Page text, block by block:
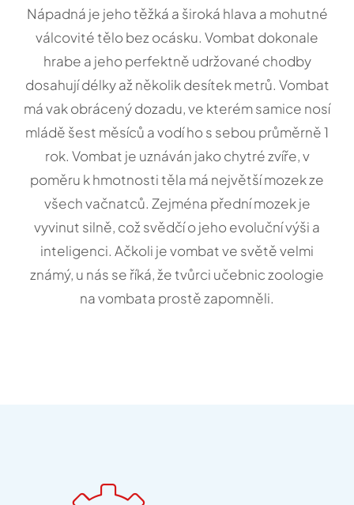
Nápadná je jeho těžká a široká hlava a mohutné
válcovité tělo bez ocásku. Vombat dokonale
hrabe a jeho perfektně udržované chodby
dosahují délky až několik desítek metrů. Vombat
má vak obrácený dozadu, ve kterém samice nosí
mládě šest měsíců a vodí ho s sebou průměrně 1
rok. Vombat je uznáván jako chytré zvíře, v
poměru k hmotnosti těla má největší mozek ze
všech vačnatců. Zejména přední mozek je
vyvinut silně, což svědčí o jeho evoluční výši a
inteligenci. Ačkoli je vombat ve světě velmi
známý, u nás se říká, že tvůrci učebnic zoologie
na vombata prostě zapomněli.